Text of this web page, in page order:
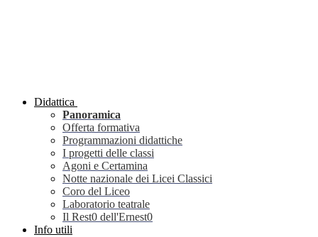
Didattica
Panoramica
Offerta formativa
Programmazioni didattiche
I progetti delle classi
Agoni e Certamina
Notte nazionale dei Licei Classici
Coro del Liceo
Laboratorio teatrale
Il Rest0 dell'Ernest0
Info utili